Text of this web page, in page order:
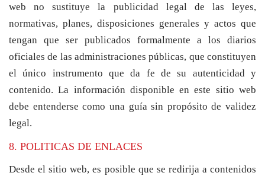
web no sustituye la publicidad legal de las leyes,
normativas, planes, disposiciones generales y actos que
tengan que ser publicados formalmente a los diarios
oficiales de las administraciones públicas, que constituyen
el único instrumento que da fe de su autenticidad y
contenido. La información disponible en este sitio web
debe entenderse como una guía sin propósito de validez
legal.
8. POLITICAS DE ENLACES
Desde el sitio web, es posible que se redirija a contenidos